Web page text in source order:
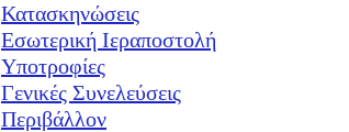
Κατασκηνώσεις
Εσωτερική Ιεραποστολή
Υποτροφίες
Γενικές Συνελεύσεις
Περιβάλλον